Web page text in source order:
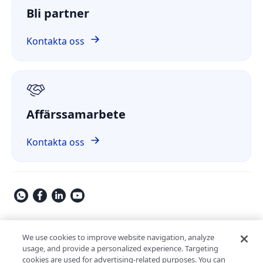
Ekonomi och finans
Fallstudie
ComPDF Cloud
ComPDF på GitHub
Bli partner
Kontakta oss
Affärssamarbete
Kontakta oss
Integritetspolicy Användarvillkor Säkerhetspolicy
Reserved.
We use cookies to improve website navigation, analyze
usage, and provide a personalized experience. Targeting
cookies are used for advertising-related purposes. You can